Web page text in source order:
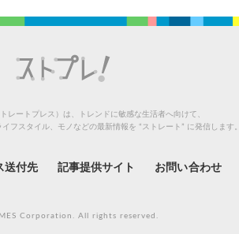
トレートプレス）は、トレンドに敏感な生活者へ向けて、
フスタイル、モノなどの最新情報を “ストレート” に発信します。
送付先 記事提供サイト お問い合わせ
Corporation. All rights reserved.